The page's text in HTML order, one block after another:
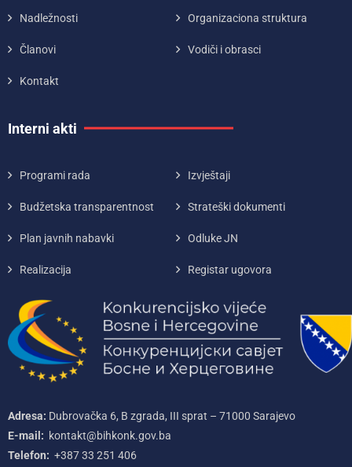
Nadležnosti Organizaciona struktura
Članovi Vodiči i obrasci
Kontakt
Interni akti
Programi rada Izvještaji
Budžetska transparentnost Strateški dokumenti
Plan javnih nabavki Odluke JN
Realizacija Registar ugovora
Adresa: Dubrovačka 6, B zgrada, III sprat – 71000‌ Sarajevo
E-mail: kontakt@bihkonk.gov.ba
Telefon: +387‌ 33‌ 251‌ 406